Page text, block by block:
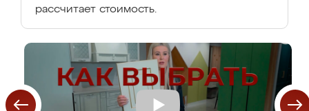
рассчитает стоимость.